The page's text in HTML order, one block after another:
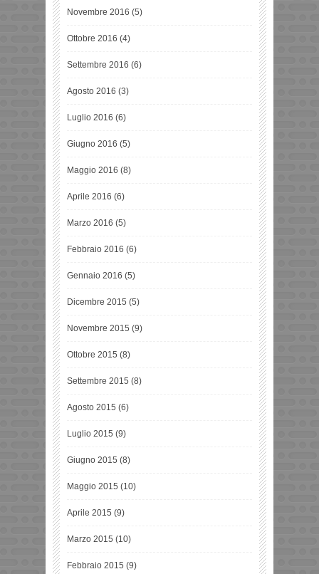
Novembre 2016 (5)
Ottobre 2016 (4)
Settembre 2016 (6)
Agosto 2016 (3)
Luglio 2016 (6)
Giugno 2016 (5)
Maggio 2016 (8)
Aprile 2016 (6)
Marzo 2016 (5)
Febbraio 2016 (6)
Gennaio 2016 (5)
Dicembre 2015 (5)
Novembre 2015 (9)
Ottobre 2015 (8)
Settembre 2015 (8)
Agosto 2015 (6)
Luglio 2015 (9)
Giugno 2015 (8)
Maggio 2015 (10)
Aprile 2015 (9)
Marzo 2015 (10)
Febbraio 2015 (9)